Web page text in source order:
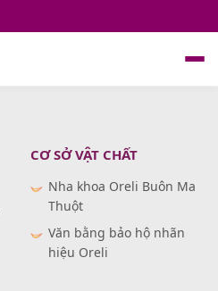
CƠ SỞ VẬT CHẤT
Nha khoa Oreli Buôn Ma
Thuột
Văn bằng bảo hộ nhãn
hiệu Oreli